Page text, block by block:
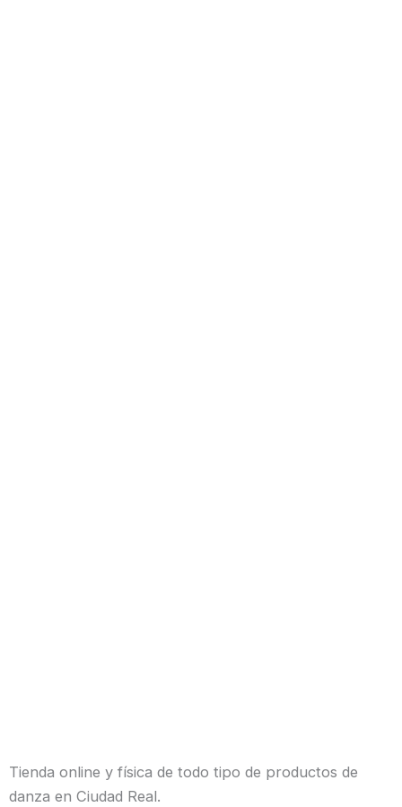
Tienda online y física de todo tipo de productos de
danza en Ciudad Real.